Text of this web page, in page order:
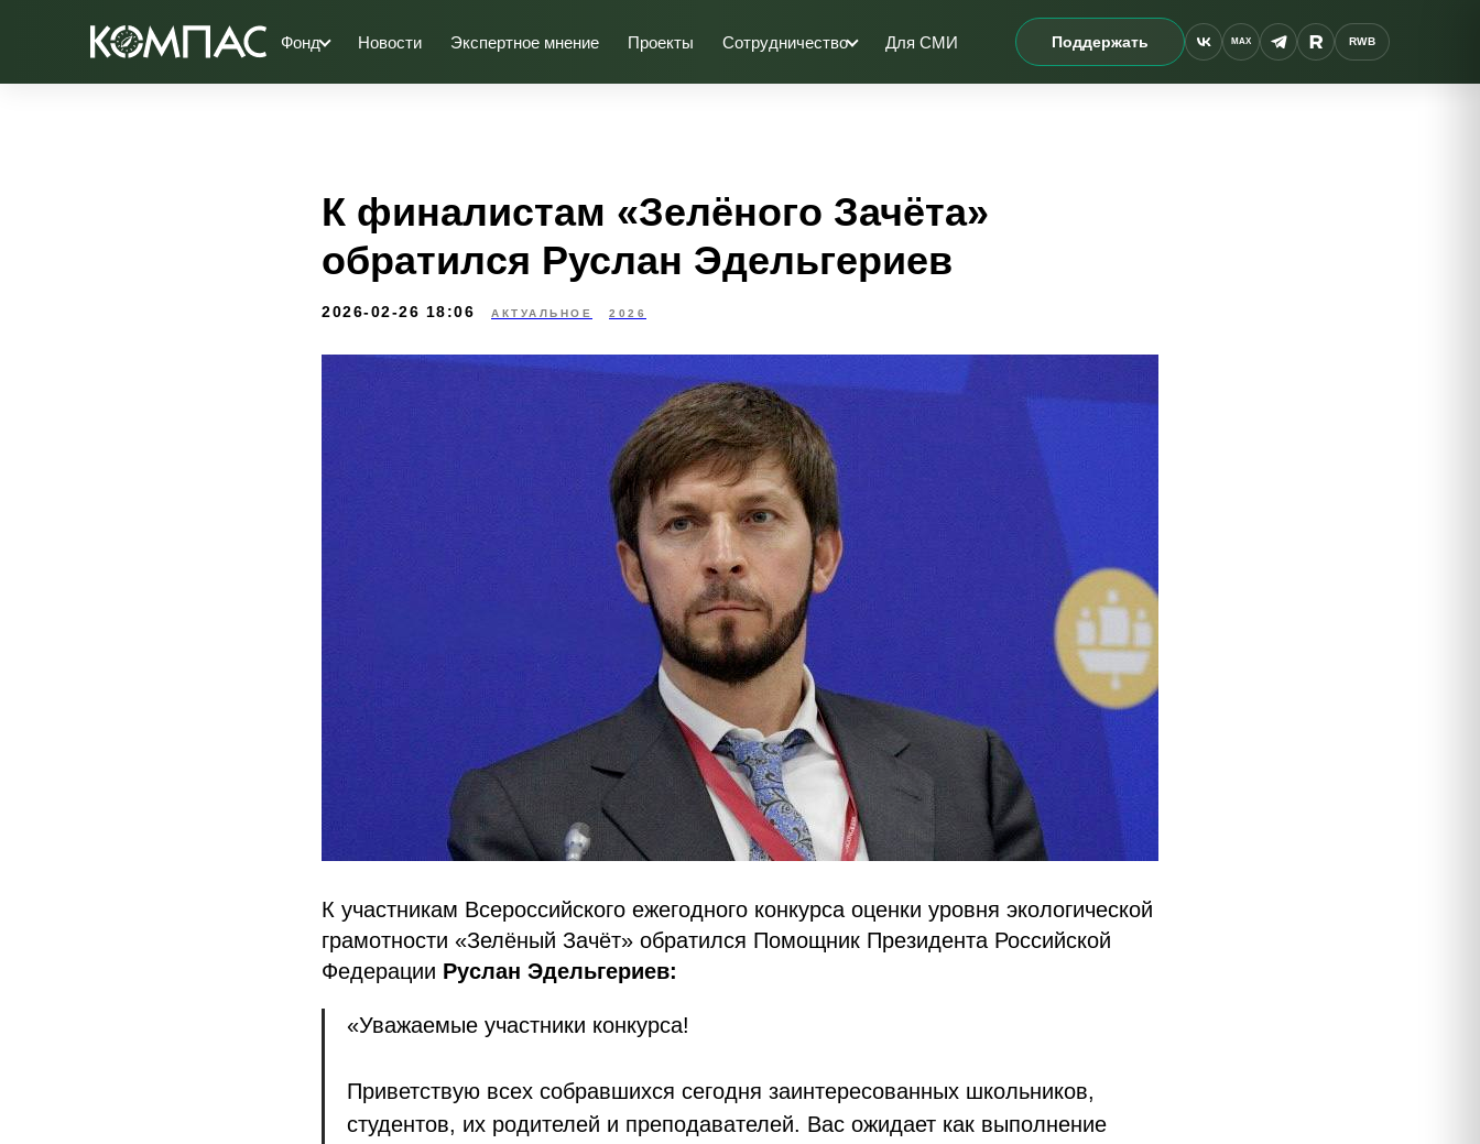
Фонд Новости Экспертное мнение Проекты Сотрудничество Для СМИ Поддержать MAX RWB
К финалистам «Зелёного Зачёта»
обратился Руслан Эдельгериев
2026-02-26 18:06 АКТУАЛЬНОЕ 2026
К участникам Всероссийского ежегодного конкурса оценки уровня экологической
грамотности «Зелёный Зачёт» обратился Помощник Президента Российской
Федерации Руслан Эдельгериев:
«Уважаемые участники конкурса!
Приветствую всех собравшихся сегодня заинтересованных школьников,
студентов, их родителей и преподавателей. Вас ожидает как выполнение